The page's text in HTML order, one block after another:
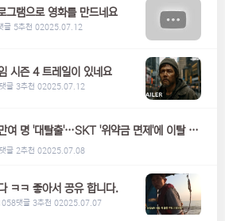
그램으로 영화를 만드네요
글 5추천 02025.07.12
시즌 4 트레일이 있네요
댓글 3추천 02025.07.12
여 명 '대탈출'…SKT '위약금 면제'에 이탈 급
댓글 2추천 02025.07.08
ㅋㅋ 좋아서 공유 합니다.
댓글 3추천 02025.07.07